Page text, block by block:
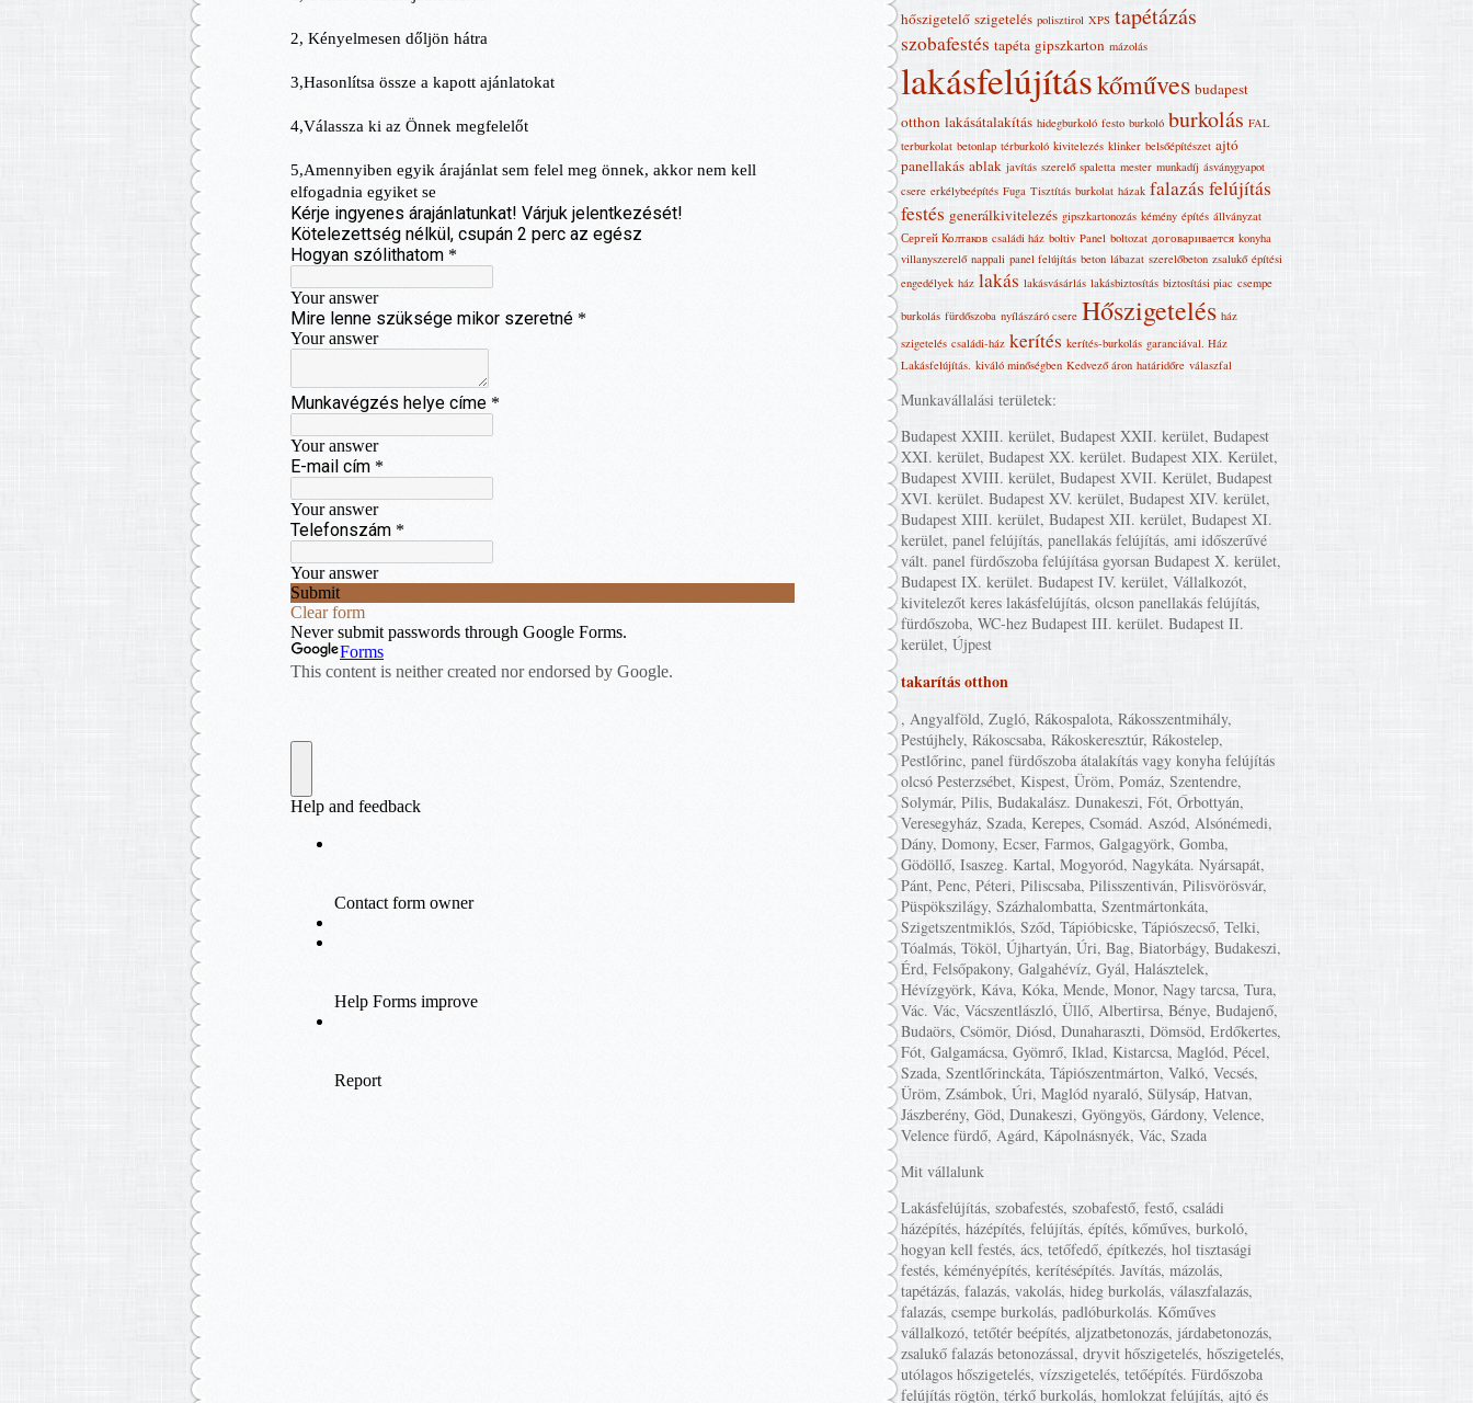
hőszigetelő szigetelés polisztirol XPS tapétázás
szobafestés tapéta gipszkarton mázolás
lakásfelújításkőműves budapest
otthon lakásátalakítás hidegburkoló festo burkoló burkolás FAL
terburkolat betonlap térburkoló kivitelezés klinker belsőépítészet ajtó
panellakás ablak javítás szerelő spaletta mester munkadíj ásványgyapot
csere erkélybeépítés Fuga Tisztítás burkolat házak falazás felújítás
festés generálkivitelezés gipszkartonozás kémény építés állványzat
Сергей Колтаков családi ház boltiv Panel boltozat договаривается konyha
villanyszerelő nappali panel felújítás beton lábazat szerelőbeton zsalukő építési
engedélyek ház lakás lakásvásárlás lakásbiztosítás biztosítási piac csempe
burkolás fürdőszoba nyílászáró csere Hőszigetelés ház
szigetelés családi-ház kerítés kerítés-burkolás garanciával. Ház
Lakásfelújítás‎. kiváló minőségben Kedvező áron határidőre válaszfal
Munkavállalási területek:
Budapest XXIII. kerület, Budapest XXII. kerület, Budapest
XXI. kerület, Budapest XX. kerület. Budapest XIX. Kerület,
Budapest XVIII. kerület, Budapest XVII. Kerület, Budapest
XVI. kerület. Budapest XV. kerület, Budapest XIV. kerület,
Budapest XIII. kerület, Budapest XII. kerület, Budapest XI.
kerület, panel felújítás, panellakás felújítás, ami időszerűvé
vált. panel fürdőszoba felújítása gyorsan Budapest X. kerület,
Budapest IX. kerület. Budapest IV. kerület, Vállalkozót,
kivitelezőt keres lakásfelújítás, olcson panellakás felújítás,
fürdőszoba, WC-hez Budapest III. kerület. Budapest II.
kerület, Újpest
takarítás otthon
, Angyalföld, Zugló, Rákospalota, Rákosszentmihály,
Pestújhely, Rákoscsaba, Rákoskeresztúr, Rákostelep,
Pestlőrinc, panel fürdőszoba átalakítás vagy konyha felújítás
olcsó Pesterzsébet, Kispest, Üröm, Pomáz, Szentendre,
Solymár, Pilis, Budakalász. Dunakeszi, Fót, Őrbottyán,
Veresegyház, Szada, Kerepes, Csomád. Aszód, Alsónémedi,
Dány, Domony, Ecser, Farmos, Galgagyörk, Gomba,
Gödöllő, Isaszeg. Kartal, Mogyoród, Nagykáta. Nyársapát,
Pánt, Penc, Péteri, Piliscsaba, Pilisszentiván, Pilisvörösvár,
Püspökszilágy, Százhalombatta, Szentmártonkáta,
Szigetszentmiklós, Sződ, Tápióbicske, Tápiószecső, Telki,
Tóalmás, Tököl, Újhartyán, Úri, Bag, Biatorbágy, Budakeszi,
Érd, Felsőpakony, Galgahévíz, Gyál, Halásztelek,
Hévízgyörk, Káva, Kóka, Mende, Monor, Nagy tarcsa, Tura,
Vác. Vác, Vácszentlászló, Üllő, Albertirsa, Bénye, Budajenő,
Budaörs, Csömör, Diósd, Dunaharaszti, Dömsöd, Erdőkertes,
Fót, Galgamácsa, Gyömrő, Iklad, Kistarcsa, Maglód, Pécel,
Szada, Szentlőrinckáta, Tápiószentmárton, Valkó, Vecsés,
Üröm, Zsámbok, Úri, Maglód nyaraló, Sülysáp, Hatvan,
Jászberény, Göd, Dunakeszi, Gyöngyös, Gárdony, Velence,
Velence fürdő, Agárd, Kápolnásnyék, Vác, Szada
Mit vállalunk
Lakásfelújítás, szobafestés, szobafestő, festő, családi
házépítés, házépítés, felújítás, építés, kőműves, burkoló,
hogyan kell festés, ács, tetőfedő, építkezés, hol tisztasági
festés, kéményépítés, kerítésépítés. Javítás, mázolás,
tapétázás, falazás, vakolás, hideg burkolás, válaszfalazás,
falazás, csempe burkolás, padlóburkolás. Kőműves
vállalkozó, tetőtér beépítés, aljzatbetonozás, járdabetonozás,
zsalukő falazás betonozással, dryvit hőszigetelés, hőszigetelés,
utólagos hőszigetelés, vízszigetelés, tetőépítés. Fürdőszoba
felújítás rögtön, térkő burkolás, homlokzat felújítás, ajtó és